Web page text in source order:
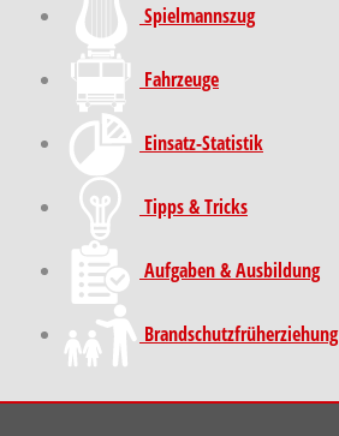
Spielmannszug
Fahrzeuge
Einsatz-Statistik
Tipps & Tricks
Aufgaben & Ausbildung
Brand­schutz­früh­erziehung